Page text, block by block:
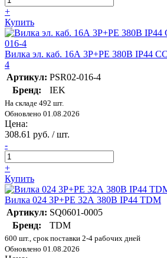
+
Купить
Вилка эл. каб. 16А 3P+PE 380В IP44
4
Артикул: PSR02-016-4
Бренд:
IEK
На складе 492 шт.
Обновлено 01.08.2026
Цена:
308.61 руб. / шт.
-
+
Купить
Вилка 024 3Р+РЕ 32А 380В IP44 TDM
Артикул: SQ0601-0005
Бренд:
TDM
600 шт., срок поставки 2-4 рабочих дней
Обновлено 01.08.2026